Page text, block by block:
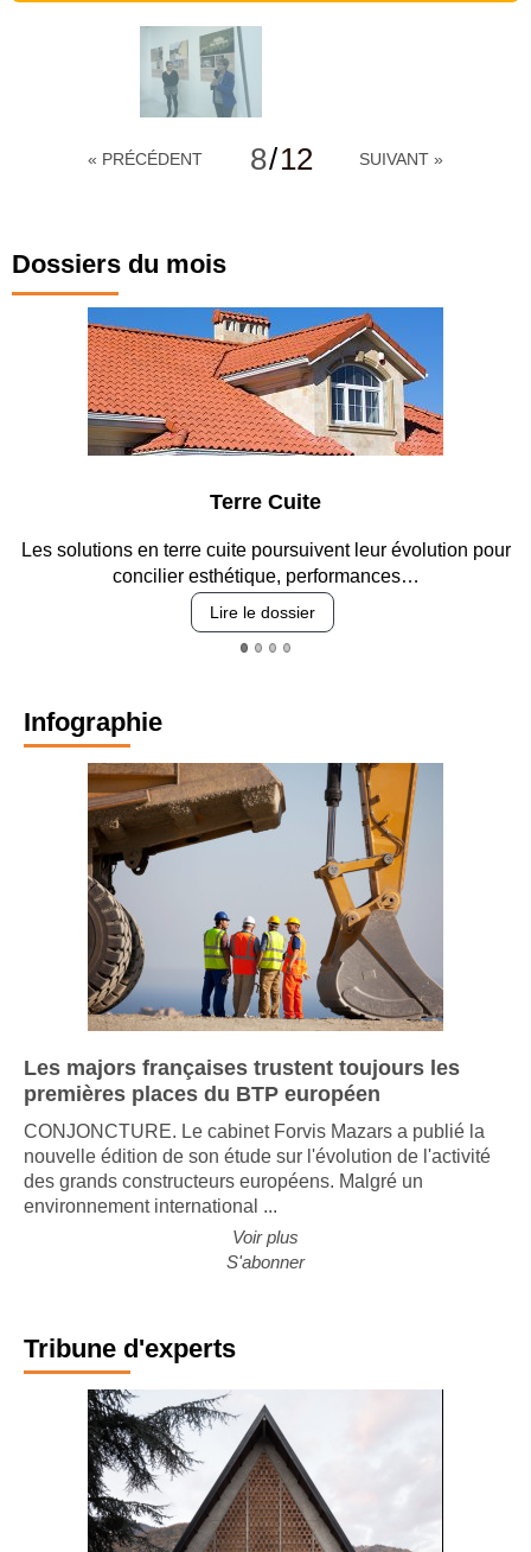
« PRÉCÉDENT 8/12 SUIVANT »
Dossiers du mois
Terre Cuite
solutions en terre cuite poursuivent leur évolution pour
concilier esthétique, performances…
Lire le dossier
Infographie
Les majors françaises trustent toujours les
premières places du BTP européen
CONJONCTURE. Le cabinet Forvis Mazars a publié la
nouvelle édition de son étude sur l'évolution de l'activité
des grands constructeurs européens. Malgré un
environnement international ...
Voir plus
S'abonner
Tribune d'experts